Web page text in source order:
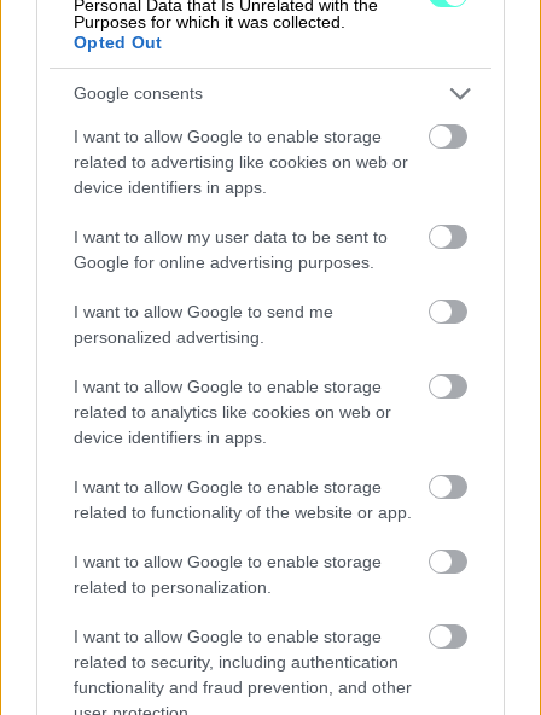
Personal Data that Is Unrelated with the
Purposes for which it was collected.
Opted Out
Google consents
I want to allow Google to enable storage
related to advertising like cookies on web or
device identifiers in apps.
I want to allow my user data to be sent to
Google for online advertising purposes.
I want to allow Google to send me
personalized advertising.
I want to allow Google to enable storage
related to analytics like cookies on web or
device identifiers in apps.
I want to allow Google to enable storage
related to functionality of the website or app.
I want to allow Google to enable storage
related to personalization.
I want to allow Google to enable storage
related to security, including authentication
functionality and fraud prevention, and other
Tutustu Finago Procountoriin
Yrittäjän taloushallinnon ja
kirjanpidon ohjelmisto
Yksinkertaista taloushallinnon rutiineja ja
käytä aikasi paremmin. Aloitus nyt
maksutta rajoitetun ajan!
Tutustu Procountoriin
Takaisin etusivulle